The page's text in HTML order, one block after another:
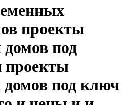
проекты
под
под ключ